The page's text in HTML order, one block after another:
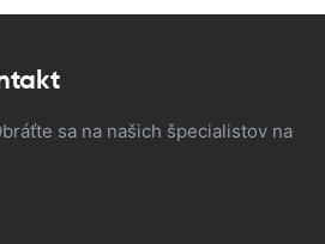
sa na našich špecialistov na